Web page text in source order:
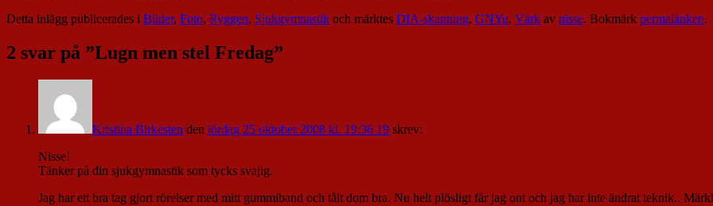
Detta inlägg publicerades i Bilder, Foto, Ryggen, Sjukgymnastik och märktes DIA-skanning, GNYu, Värk av nisse. Bokmärk permalänken.
2 svar på ”Lugn men stel Fredag”
Kristina Birkesten den lördag 25 oktober 2008 kl. 19:36 19 skrev:
Nisse!
Tänker på din sjukgymnastik som tycks svajig.
Jag har ett bra tag gjort rörelser med mitt gummiband och tålt dom bra. Nu helt plösligt får jag ont och jag har inte ändrat teknik..